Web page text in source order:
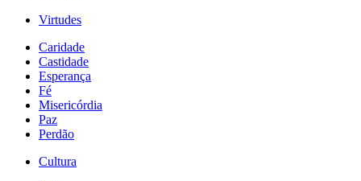
Virtudes
Caridade
Castidade
Esperança
Fé
Misericórdia
Paz
Perdão
Cultura